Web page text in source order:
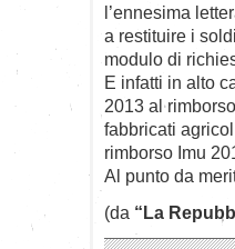
l’ennesima
a restituire i
modulo di
E infatti in alto
2013 al
fabbricati
rimborso Imu
Al punto da
(da “La